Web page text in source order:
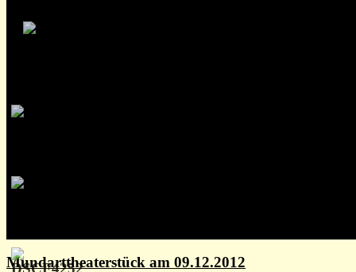
Mundarttheaterstück am 09.12.2012